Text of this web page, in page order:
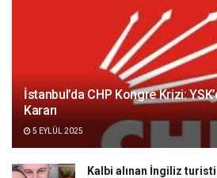
İstanbul’da CHP Kongre Krizi:
Kararı
5 EYLÜL 2025
Kalbi alınan İngiliz